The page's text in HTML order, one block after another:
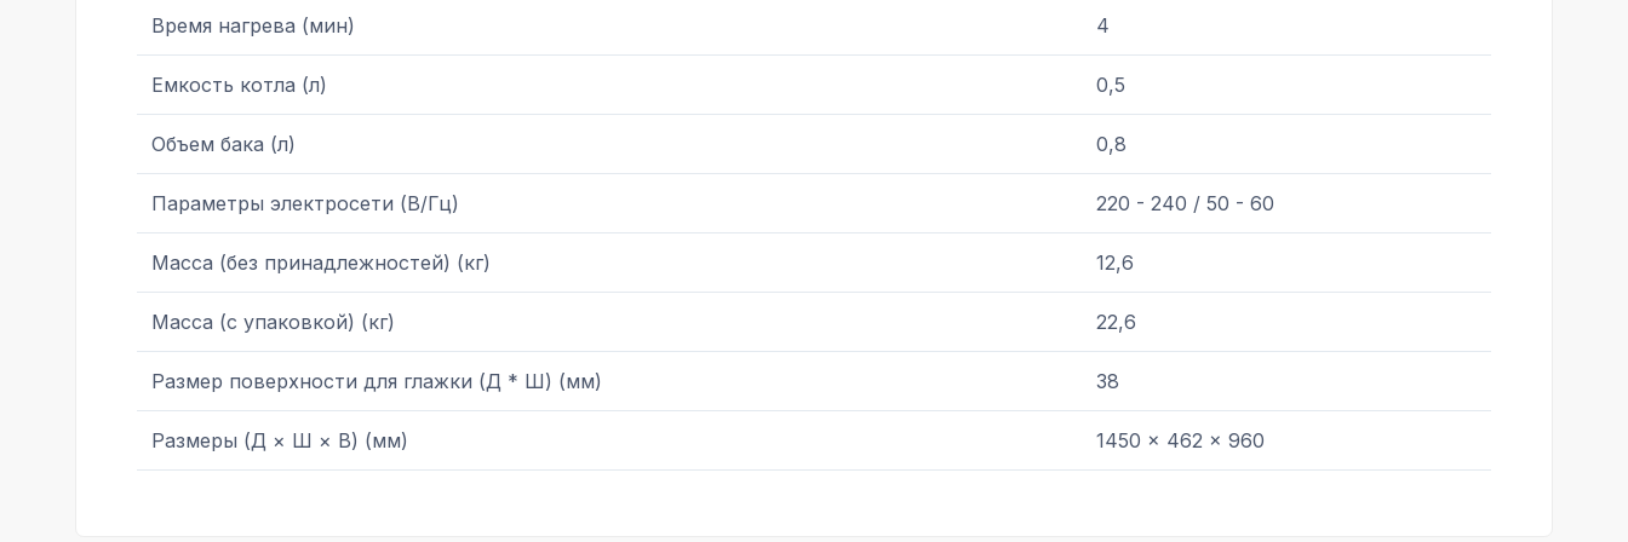
Время нагрева (мин) 4
Емкость котла (л) 0,5
Объем бака (л) 0,8
Параметры электросети (В/Гц) 220 - 240 / 50 - 60
Масса (без принадлежностей) (кг) 12,6
Масса (с упаковкой) (кг) 22,6
Размер поверхности для глажки (Д * Ш) (мм) 38
Размеры (Д × Ш × В) (мм) 1450 x 462 x 960